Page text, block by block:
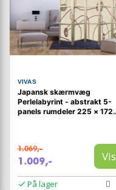
VIVAS
Japansk skærmvæg
Perlelabyrint - abstrakt 5-
panels rumdeler 225 × 172
1.069,-
1.009,- Vis
På lager